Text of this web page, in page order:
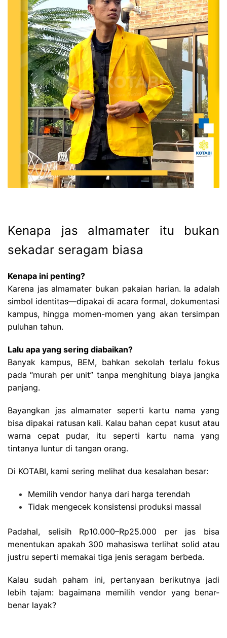
Kenapa jas almamater itu bukan
sekadar seragam biasa
Kenapa ini penting?
Karena jas almamater bukan pakaian harian. Ia adalah
simbol identitas—dipakai di acara formal, dokumentasi
kampus, hingga momen-momen yang akan tersimpan
puluhan tahun.
Lalu apa yang sering diabaikan?
Banyak kampus, BEM, bahkan sekolah terlalu fokus
pada “murah per unit” tanpa menghitung biaya jangka
panjang.
Bayangkan jas almamater seperti kartu nama yang
bisa dipakai ratusan kali. Kalau bahan cepat kusut atau
warna cepat pudar, itu seperti kartu nama yang
tintanya luntur di tangan orang.
Di KOTABI, kami sering melihat dua kesalahan besar:
Memilih vendor hanya dari harga terendah
Tidak mengecek konsistensi produksi massal
Padahal, selisih Rp10.000–Rp25.000 per jas bisa
menentukan apakah 300 mahasiswa terlihat solid atau
justru seperti memakai tiga jenis seragam berbeda.
Kalau sudah paham ini, pertanyaan berikutnya jadi
lebih tajam: bagaimana memilih vendor yang benar-
benar layak?